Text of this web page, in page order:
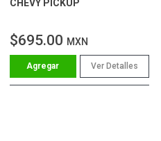
CHEVY PICKUP
$695.00 MXN
Ver Detalles